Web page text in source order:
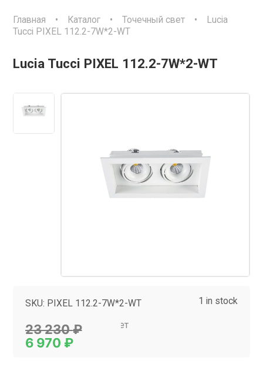
Главная • Каталог •Точечный свет •
Lucia
Tucci PIXEL 112.2-7W*2-WT
Lucia Tucci PIXEL 112.2-7W*2-WT
SKU: PIXEL 112.2-7W*2-WT
Category: Точечный свет
1 in stock
23 230₽
6 970 ₽